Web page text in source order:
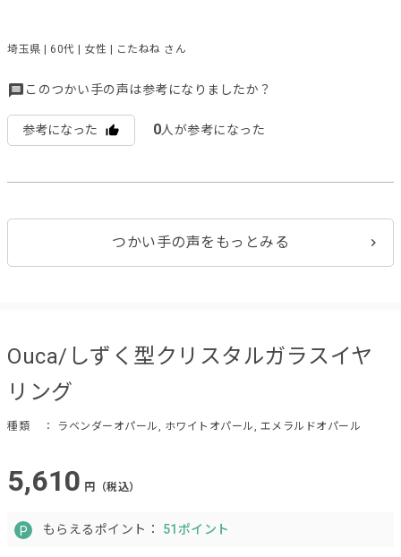
埼玉県 | 60代 | 女性 | こたねね さん
このつかい手の声は参考になりましたか？
参考になった 0人が参考になった
つかい手の声をもっとみる
Ouca/しずく型クリスタルガラスイヤ
リング
種類 ： ラベンダーオパール, ホワイトオパール, エメラルドオパール
5,610 円（税込）
もらえるポイント： 51ポイント